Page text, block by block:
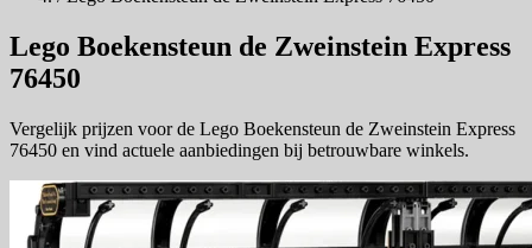
Lego Boekensteun de Zweinstein Express
76450
Vergelijk prijzen voor de Lego Boekensteun de Zweinstein Express
76450 en vind actuele aanbiedingen bij betrouwbare winkels.